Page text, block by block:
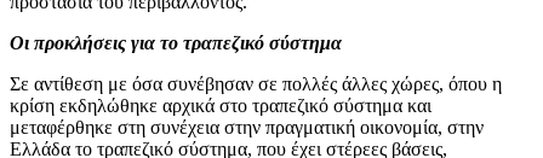
Οι προκλήσεις για το τραπεζικό σύστημα
Σε αντίθεση με όσα συνέβησαν σε πολλές άλλες χώρες, όπου η
κρίση εκδηλώθηκε αρχικά στο τραπεζικό σύστημα και
μεταφέρθηκε στη συνέχεια στην πραγματική οικονομία, στην
Ελλάδα το τραπεζικό σύστημα, που έχει στέρεες βάσεις,